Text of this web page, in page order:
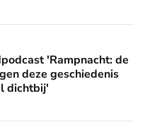
de Titanic': 'We
'Rampnacht: de
deze geschiedenis
dichtbij'